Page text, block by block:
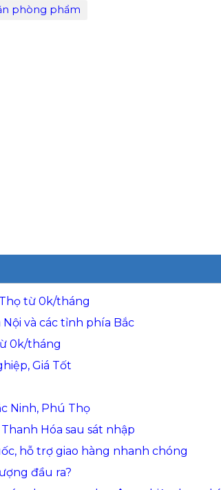
phòng phẩm
từ 0k/tháng
và các tỉnh phía Bắc
0k/tháng
Giá Tốt
Ninh, Phú Thọ
Hóa sau sát nhập
hỗ trợ giao hàng nhanh chóng
đầu ra?